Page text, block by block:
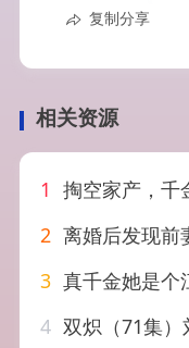
复制分享
相关资源
1 掏空家产，千金小
2 离婚后发现前妻是满级大
3 真千金她是个
4 双炽（71集